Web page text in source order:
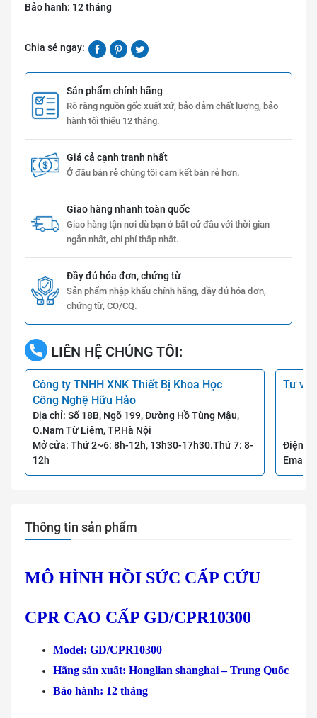
Bảo hanh: 12 tháng
Chia sẻ ngay:
Sản phẩm chính hãng
Rõ ràng nguồn gốc xuất xứ, bảo đảm chất lượng, bảo
hành tối thiểu 12 tháng.
Giá cả cạnh tranh nhất
Ở đâu bán rẻ chúng tôi cam kết bán rẻ hơn.
Giao hàng nhanh toàn quốc
Giao hàng tận nơi dù bạn ở bất cứ đâu với thời gian
ngắn nhất, chi phí thấp nhất.
Đầy đủ hóa đơn, chứng từ
Sản phẩm nhập khẩu chính hãng, đầy đủ hóa đơn,
chứng từ, CO/CQ.
LIÊN HỆ CHÚNG TÔI:
Công ty TNHH XNK Thiết Bị Khoa Học
Công Nghệ Hữu Hảo
Địa chỉ: Số 18B, Ngõ 199, Đường Hồ Tùng Mậu,
Q.Nam Từ Liêm, TP.Hà Nội
Mở cửa: Thứ 2~6: 8h-12h, 13h30-17h30.Thứ 7: 8-
12h
Tư
Điện
Email:
Thông tin sản phẩm
MÔ HÌNH HỒI SỨC CẤP CỨU
CPR CAO CẤP GD/CPR10300
Model: GD/CPR10300
Hãng sản xuất: Honglian shanghai – Trung Quốc
Bảo hành: 12 tháng